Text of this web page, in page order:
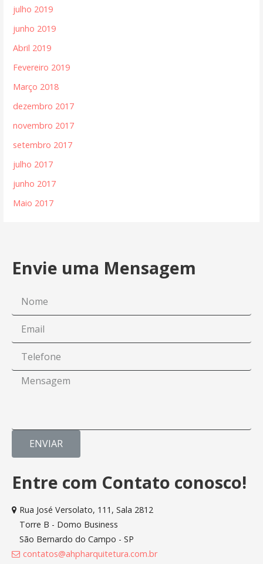
julho 2019
junho 2019
Abril 2019
Fevereiro 2019
Março 2018
dezembro 2017
novembro 2017
setembro 2017
julho 2017
junho 2017
Maio 2017
Envie uma Mensagem
ENVIAR
Entre com Contato conosco!
Rua José Versolato, 111, Sala 2812
Torre B - Domo Business
São Bernardo do Campo - SP
contatos@ahpharquitetura.com.br